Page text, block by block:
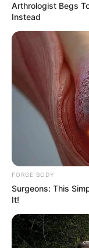
ความรัก เหมือน
เพื่อนที่สะอาดบริ
ต้องมีรูปร่างหน้
เป็นประจำ เพร
ไม่ติด
ความรัก เหมือน
อร่อย คนบางคนเ
ถึงจะลงตัวที่สุด
Arthrologist Begs
Instead
FORGE BODY
Surgeons: This
It!